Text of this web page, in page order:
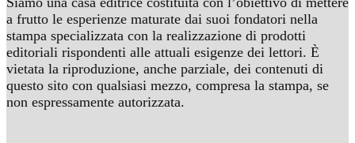
a frutto le esperienze maturate dai suoi fondatori nella
stampa specializzata con la realizzazione di prodotti
editoriali rispondenti alle attuali esigenze dei lettori. È
vietata la riproduzione, anche parziale, dei contenuti di
questo sito con qualsiasi mezzo, compresa la stampa, se
non espressamente autorizzata.